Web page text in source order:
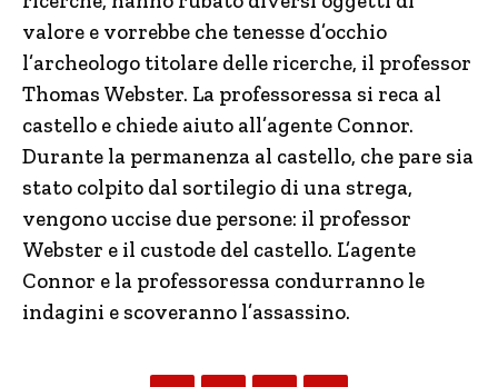
valore e vorrebbe che tenesse d’occhio
l’archeologo titolare delle ricerche, il professor
Thomas Webster. La professoressa si reca al
castello e chiede aiuto all’agente Connor.
Durante la permanenza al castello, che pare sia
stato colpito dal sortilegio di una strega,
vengono uccise due persone: il professor
Webster e il custode del castello. L’agente
Connor e la professoressa condurranno le
indagini e scoveranno l’assassino.